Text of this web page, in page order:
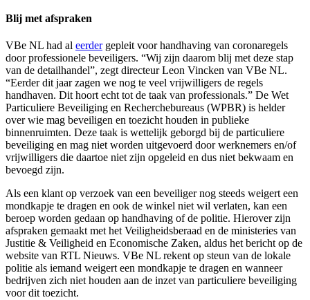
Blij met afspraken
VBe NL had al eerdergepleit voor handhaving van coronaregels
door professionele beveiligers. “Wij zijn daarom blij met deze stap
van de detailhandel”, zegt directeur Leon Vincken van VBe NL.
“Eerder dit jaar zagen we nog te veel vrijwilligers de regels
handhaven. Dit hoort echt tot de taak van professionals.” De Wet
Particuliere Beveiliging en Recherchebureaus (WPBR) is helder
over wie mag beveiligen en toezicht houden in publieke
binnenruimten. Deze taak is wettelijk geborgd bij de particuliere
beveiliging en mag niet worden uitgevoerd door werknemers en/of
vrijwilligers die daartoe niet zijn opgeleid en dus niet bekwaam en
bevoegd zijn.
Als een klant op verzoek van een beveiliger nog steeds weigert een
mondkapje te dragen en ook de winkel niet wil verlaten, kan een
beroep worden gedaan op handhaving of de politie. Hierover zijn
afspraken gemaakt met het Veiligheidsberaad en de ministeries van
Justitie & Veiligheid en Economische Zaken, aldus het bericht op de
website van RTL Nieuws. VBe NL rekent op steun van de lokale
politie als iemand weigert een mondkapje te dragen en wanneer
bedrijven zich niet houden aan de inzet van particuliere beveiliging
voor dit toezicht.